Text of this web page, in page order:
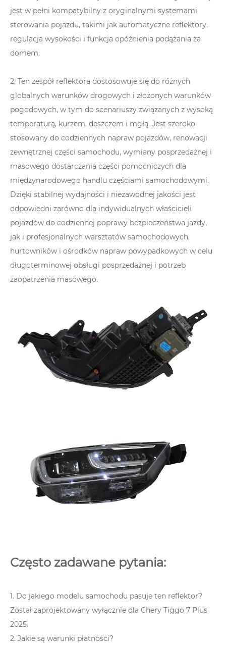
jest w pełni kompatybilny z oryginalnymi systemami
sterowania pojazdu, takimi jak automatyczne reflektory,
regulacja wysokości i funkcja opóźnienia podążania za
domem.
2. Ten zespół reflektora dostosowuje się do różnych
globalnych warunków drogowych i złożonych warunków
pogodowych, w tym do scenariuszy związanych z wysoką
temperaturą, kurzem, deszczem i mgłą. Jest szeroko
stosowany do codziennych napraw pojazdów, renowacji
zewnętrznej części samochodu, wymiany posprzedażnej i
masowego dostarczania części pomocniczych dla
międzynarodowego handlu częściami samochodowymi.
Dzięki stabilnej wydajności i niezawodnej jakości jest
odpowiedni zarówno dla indywidualnych właścicieli
pojazdów do codziennej poprawy bezpieczeństwa jazdy,
jak i profesjonalnych warsztatów samochodowych,
hurtowników i ośrodków napraw powypadkowych w celu
długoterminowej obsługi posprzedażnej i potrzeb
zaopatrzenia masowego.
Często zadawane pytania:
1. Do jakiego modelu samochodu pasuje ten reflektor?
Został zaprojektowany wyłącznie dla Chery Tiggo 7 Plus
2025.
2. Jakie są warunki płatności?